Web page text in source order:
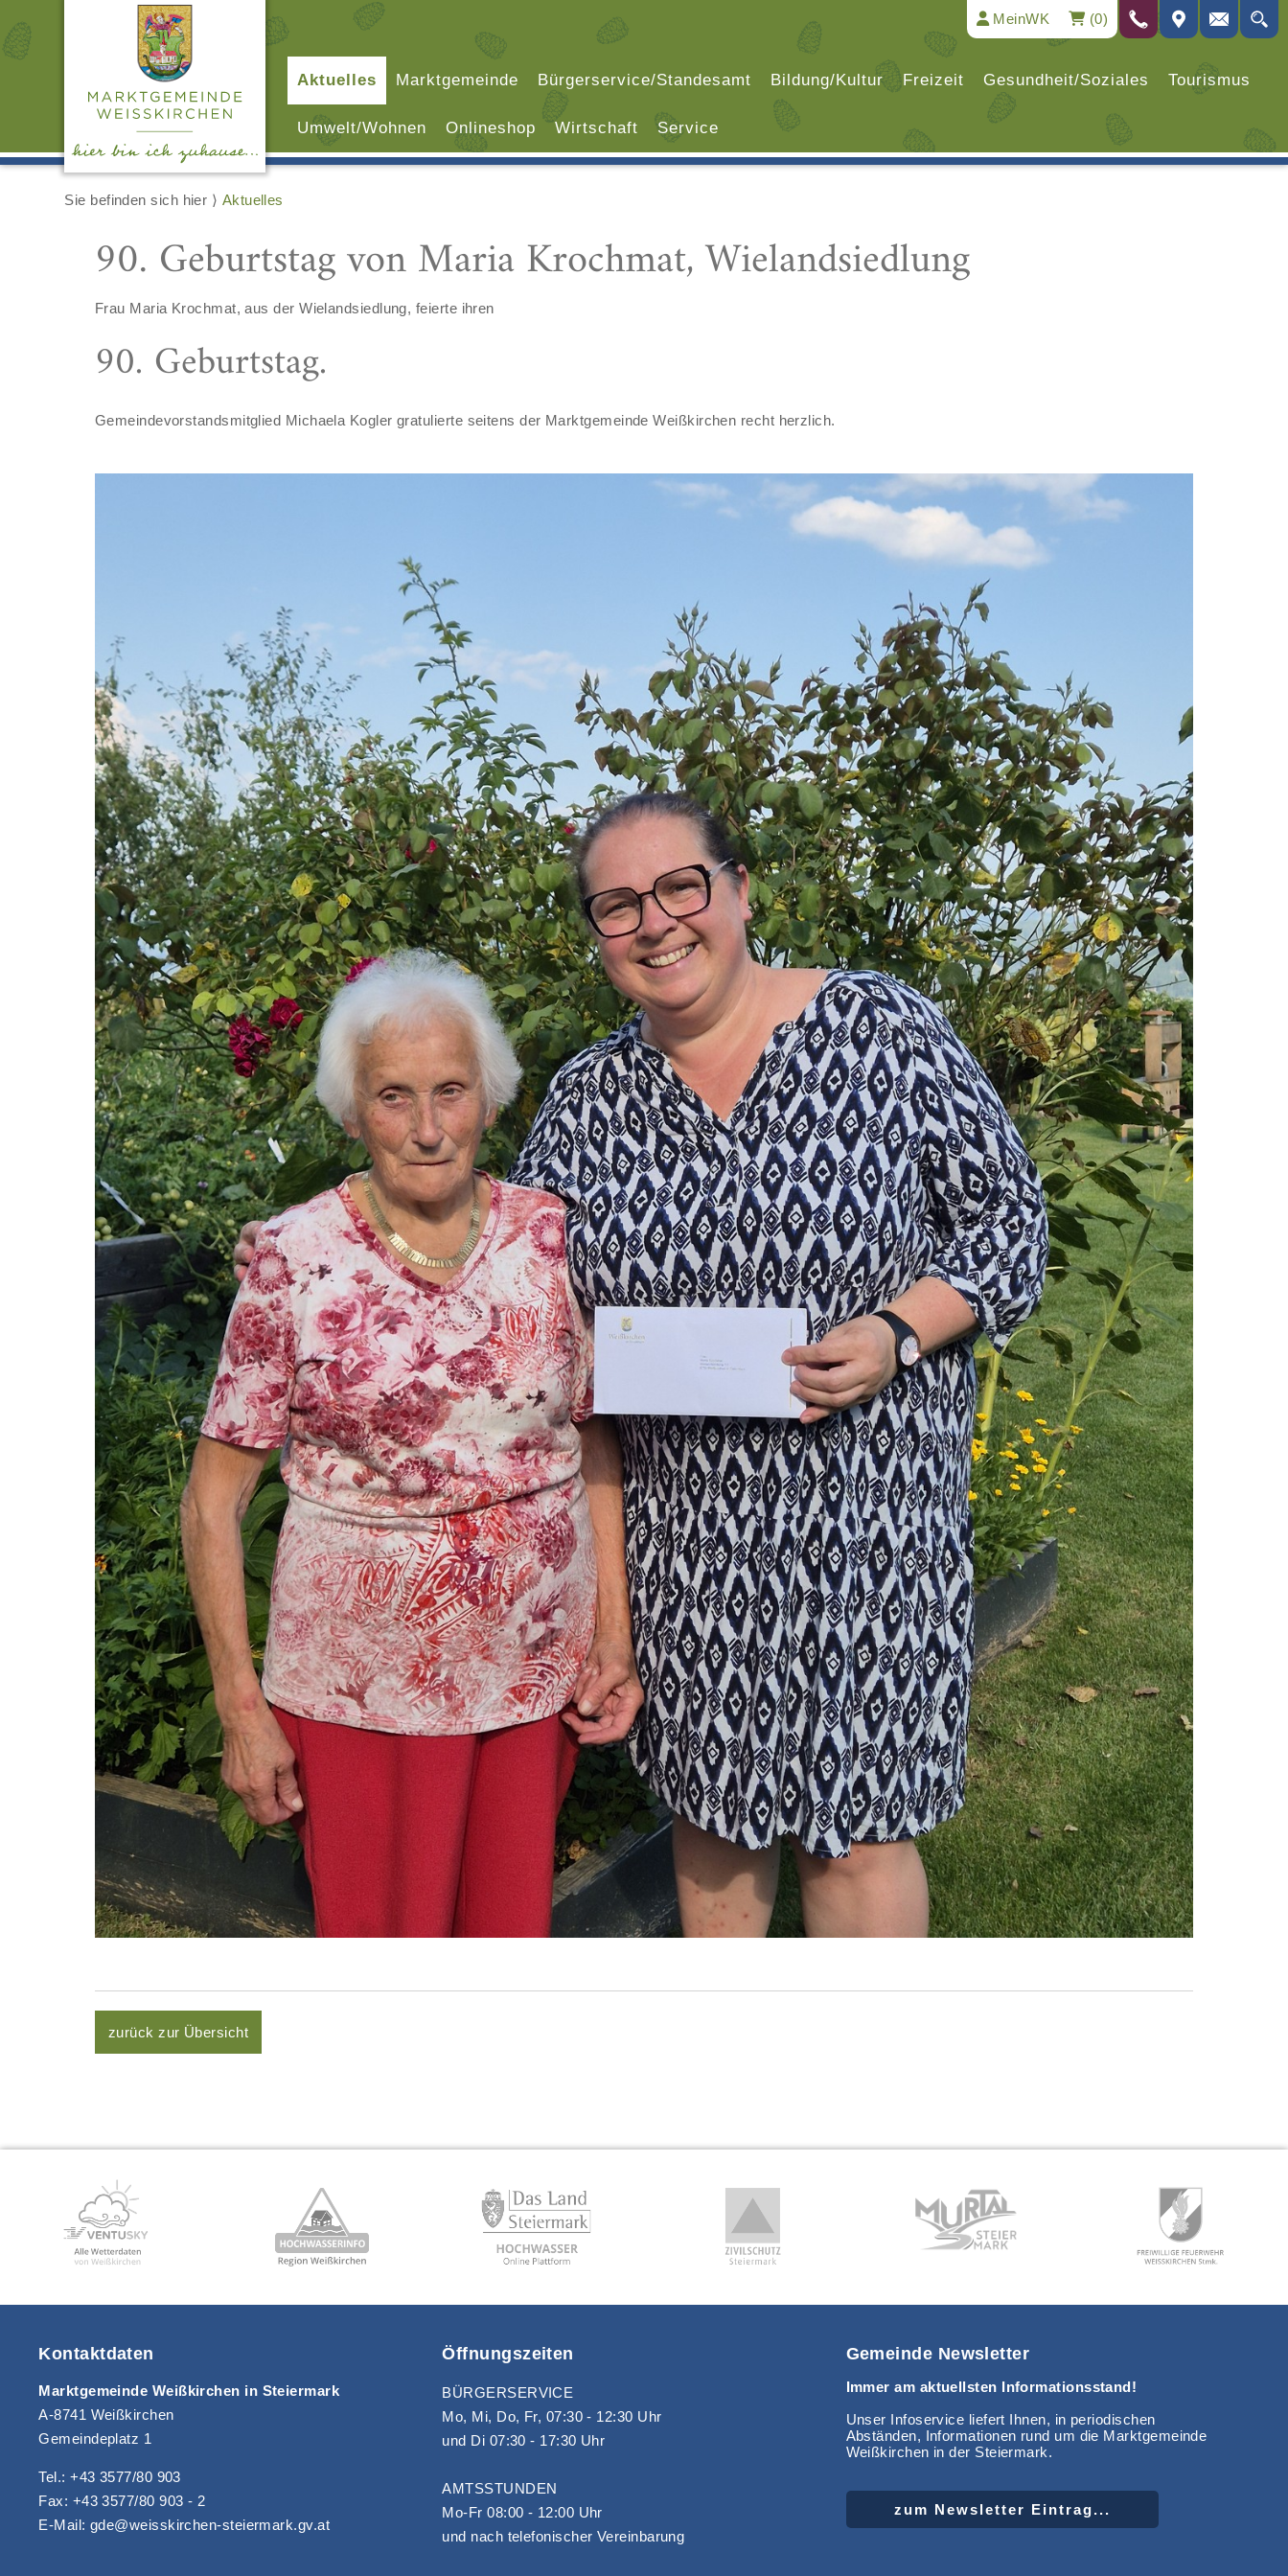
MeinWK (0)
Aktuelles Marktgemeinde Bürgerservice/Standesamt Bildung/Kultur Freizeit Gesundheit/Soziales Tourismus
Umwelt/Wohnen Onlineshop Wirtschaft Service
Sie befinden sich hier ⟩ Aktuelles
90. Geburtstag von Maria Krochmat, Wielandsiedlung
Frau Maria Krochmat, aus der Wielandsiedlung, feierte ihren
90. Geburtstag.
Gemeindevorstandsmitglied Michaela Kogler gratulierte seitens der Marktgemeinde Weißkirchen recht herzlich.
zurück zur Übersicht
Kontaktdaten
Marktgemeinde Weißkirchen in Steiermark
A-8741 Weißkirchen
Gemeindeplatz 1
Tel.: +43 3577/80 903
Fax: +43 3577/80 903 - 2
E-Mail: gde@weisskirchen-steiermark.gv.at
Öffnungszeiten
BÜRGERSERVICE
Mo, Mi, Do, Fr, 07:30 - 12:30 Uhr
und Di 07:30 - 17:30 Uhr
AMTSSTUNDEN
Mo-Fr 08:00 - 12:00 Uhr
und nach telefonischer Vereinbarung
Gemeinde Newsletter
Immer am aktuellsten Informationsstand!
Unser Infoservice liefert Ihnen, in periodischen
Abständen, Informationen rund um die Marktgemeinde
Weißkirchen in der Steiermark.
zum Newsletter Eintrag...